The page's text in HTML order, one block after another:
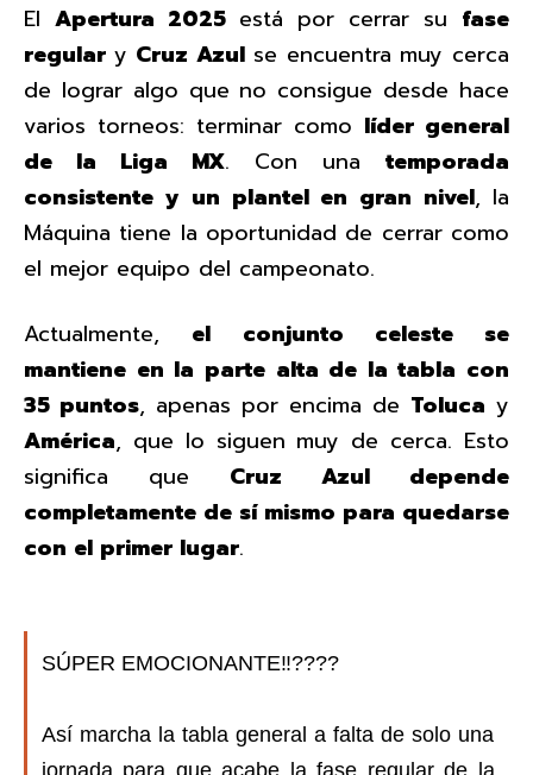
El Apertura 2025 está por cerrar su fase
regular y Cruz Azulse encuentra muy cerca
de lograr algo que no consigue desde hace
varios torneos: terminar como líder general
de la Liga MX. Con una temporada
consistente y un plantel en gran nivel, la
Máquina tiene la oportunidad de cerrar como
el mejor equipo del campeonato.
Actualmente, el conjunto celeste se
mantiene en la parte alta de la tabla con
35 puntos, apenas por encima de Toluca y
América, que lo siguen muy de cerca. Esto
significa que Cruz Azul depende
completamente de sí mismo para quedarse
con el primer lugar.
SÚPER EMOCIONANTE‼️????
Así marcha la tabla general a falta de solo una